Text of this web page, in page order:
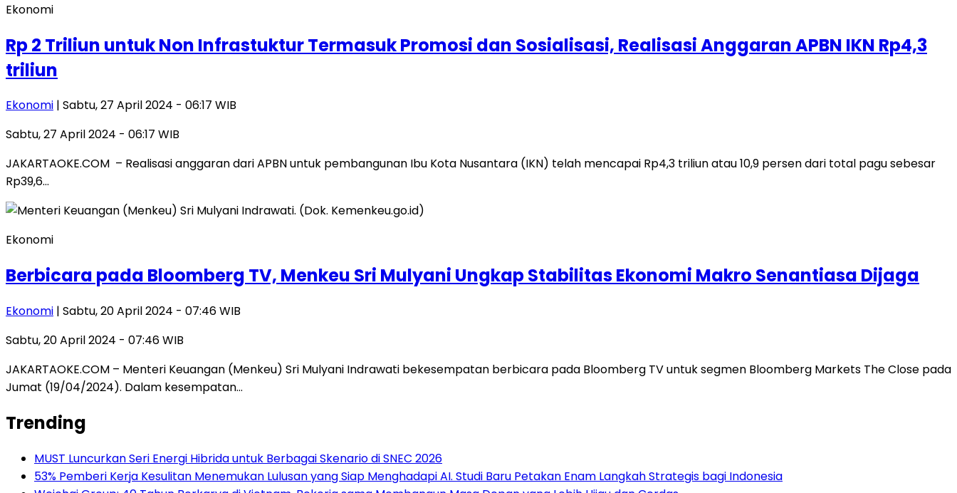
Ekonomi
Rp 2 Triliun untuk Non Infrastuktur Termasuk Promosi dan Sosialisasi, Realisasi Anggaran APBN IKN Rp4,3
triliun
Ekonomi | Sabtu, 27 April 2024 - 06:17 WIB
Sabtu, 27 April 2024 - 06:17 WIB
JAKARTAOKE.COM – Realisasi anggaran dari APBN untuk pembangunan Ibu Kota Nusantara (IKN) telah mencapai Rp4,3 triliun atau 10,9 persen dari total pagu sebesar
Rp39,6…
Ekonomi
Berbicara pada Bloomberg TV, Menkeu Sri Mulyani Ungkap Stabilitas Ekonomi Makro Senantiasa Dijaga
Ekonomi | Sabtu, 20 April 2024 - 07:46 WIB
Sabtu, 20 April 2024 - 07:46 WIB
JAKARTAOKE.COM – Menteri Keuangan (Menkeu) Sri Mulyani Indrawati bekesempatan berbicara pada Bloomberg TV untuk segmen Bloomberg Markets The Close pada
Jumat (19/04/2024). Dalam kesempatan…
Trending
MUST Luncurkan Seri Energi Hibrida untuk Berbagai Skenario di SNEC 2026
53% Pemberi Kerja Kesulitan Menemukan Lulusan yang Siap Menghadapi AI. Studi Baru Petakan Enam Langkah Strategis bagi Indonesia